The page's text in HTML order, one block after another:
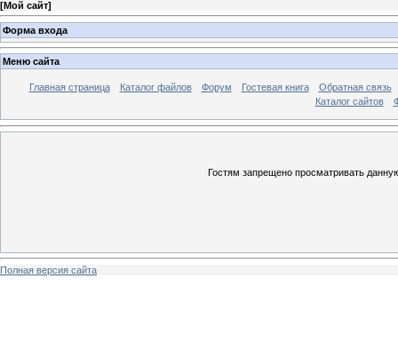
[Мой сайт]
Форма входа
Меню сайта
Главная страница Каталог файлов Форум Гостевая книга
Обратная связь
Каталог сайтов
Гостям запрещено просматривать
Полная версия сайта